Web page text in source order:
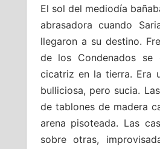
El sol del mediodía
abrasadora cuando
llegaron a su destino.
de los Condenados se
cicatriz en la tierra. Era
bulliciosa, pero sucia.
de tablones de madera
arena pisoteada. Las
sobre otras,